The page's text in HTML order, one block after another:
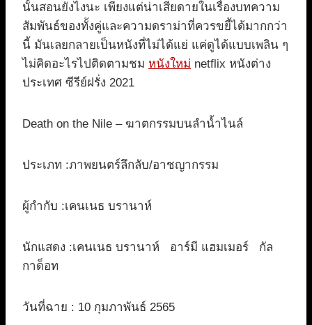
นั้นสอนยังไงนะ เพียงแต่น่าเสียดายในเรื่องบทความ
สัมพันธ์ของทั้งคู่และความดราม่าที่ควรขยี้ได้มากกว่า
นี้ มันเลยกลายเป็นหนังที่ไม่ได้แย่ แค่ดูได้แบบเพลิน ๆ
ไม่คิดอะไรไปติดตามชม หนังใหม่ netflix หนังต่าง
ประเทศ ซีรีย์ฝรั่ง 2021
Death on the Nile – ฆาตกรรมบนลำน้ำไนล์
ประเภท :ภาพยนตร์ลึกลับ/อาชญากรรม
ผู้กำกับ :เคนเนธ บรานาห์
นักแสดง :เคนเนธ บรานาห์ อาร์มี แฮมเมอร์ กัล
กาด็อท
วันที่ฉาย : 10 กุมภาพันธ์ 2565